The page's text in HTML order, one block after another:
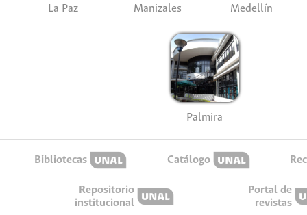
La Paz Manizales Medellín
Palmira
Bibliotecas Catálogo
Repositorio
institucional
Portal de
revistas